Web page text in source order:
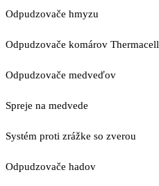
Odpudzovače hmyzu
Odpudzovače komárov Thermacell
Odpudzovače medveďov
Spreje na medvede
Systém proti zrážke so zverou
Odpudzovače hadov